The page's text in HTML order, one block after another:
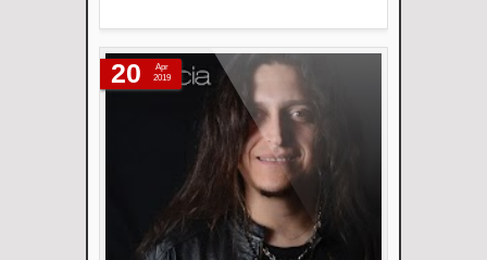
20
Apr
2019